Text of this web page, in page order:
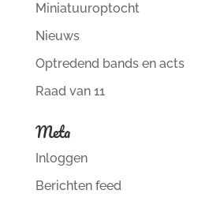
Miniatuuroptocht
Nieuws
Optredend bands en acts
Raad van 11
Meta
Inloggen
Berichten feed